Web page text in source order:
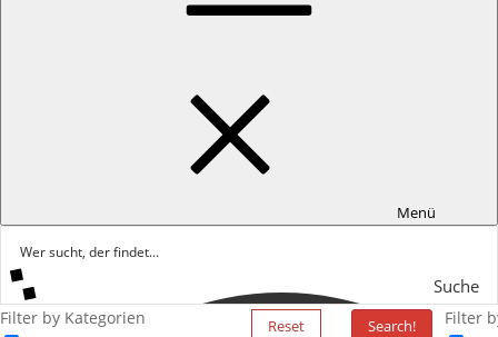
Menü
Suche
Filter by Kategorien Reset Search! Filter